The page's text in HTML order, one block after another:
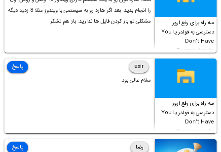
سه راه برای رفع ارور
دسترسی به فولدر یا You
Don’t Have
Permission to
Access this folder
را انجام بدید. بعد اگر هارد رو به سیستمی با ویندوز مثلا 8 زدید دیگه
مشکلی تو باز کردن فایل ها ندارید. باز هم تشکر
سه راه برای رفع ارور
دسترسی به فولدر یا You
Don’t Have
Permission to
Access this folder
exir
سلام عالی بود.
پاسخ
رضا
پاسخ